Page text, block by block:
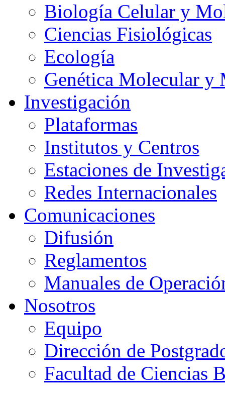
Biología Celular y
Ciencias Fisiológicas
Ecología
Genética Molecular
Investigación
Plataformas
Institutos y Centros
Estaciones de
Redes Internacionales
Comunicaciones
Difusión
Reglamentos
Manuales de
Nosotros
Equipo
Dirección de
Facultad de Ciencias